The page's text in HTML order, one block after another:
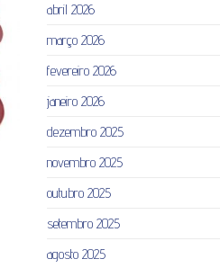
abril 2026
março 2026
fevereiro 2026
janeiro 2026
dezembro 2025
novembro 2025
outubro 2025
setembro 2025
agosto 2025